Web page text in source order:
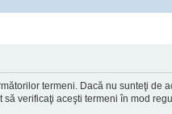
termeni. Dacă nu sunteţi de
verificaţi aceşti termeni în mod